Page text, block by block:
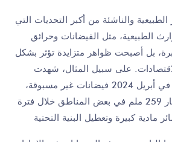
والناشئة من أكبر التحديات التي
الطبيعية، مثل الفيضانات وحرائق
بل أصبحت ظواهر متزايدة تؤثر بشكل
على سبيل المثال، شهدت
الإمارات العربية المتحدة في أبريل 2024 فيضانات غير مسبوقة،
حيث تجاوزت كمية الأمطار 259 ملم في بعض المناطق خلال فترة
مادية كبيرة وتعطيل البنية التحتية